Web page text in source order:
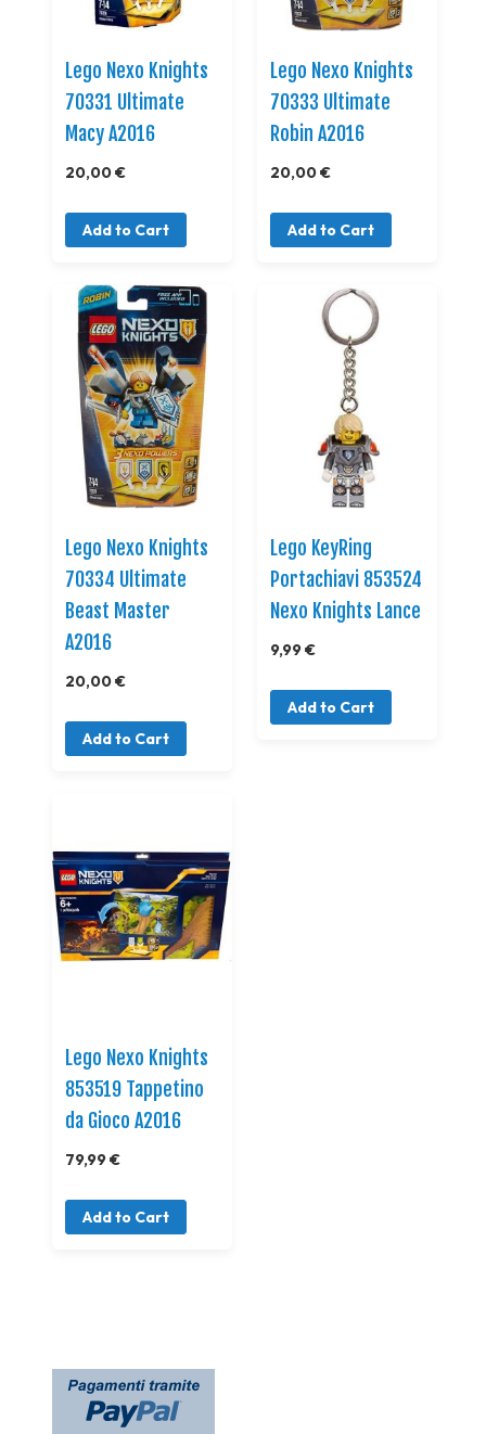
Lego Nexo Knights
70331 Ultimate
Macy A2016
20,00 €
Add to Cart
Lego Nexo Knights
70333 Ultimate
Robin A2016
20,00 €
Add to Cart
Lego Nexo Knights
70334 Ultimate
Beast Master
A2016
20,00 €
Add to Cart
Lego KeyRing
Portachiavi 853524
Nexo Knights Lance
9,99 €
Add to Cart
Lego Nexo Knights
853519 Tappetino
da Gioco A2016
79,99 €
Add to Cart